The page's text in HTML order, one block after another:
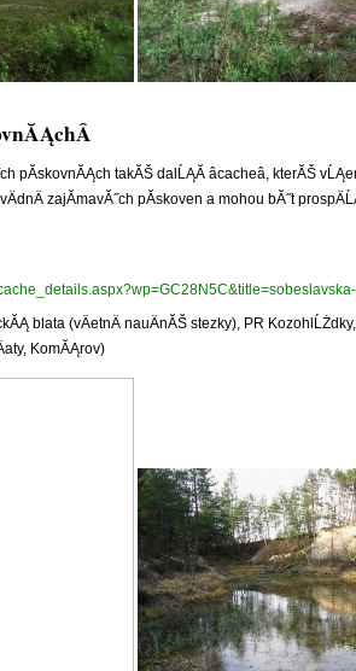
Â
pĂ­skovnĂĄch takĂŠ dalĹĄĂ­ âcacheâ, kterĂŠ
zajĂ­mavĂ˝ch pĂ­skoven a mohou bĂ˝t
blata (vÄetnÄ nauÄnĂŠ stezky), PR
KomĂĄrov)